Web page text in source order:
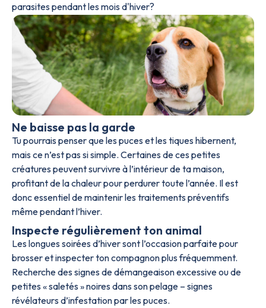
parasites pendant les mois d'hiver?
Ne baisse pas la garde
Tu pourrais penser que les puces et les tiques hibernent,
mais ce n’est pas si simple. Certaines de ces petites
créatures peuvent survivre à l’intérieur de ta maison,
profitant de la chaleur pour perdurer toute l’année. Il est
donc essentiel de maintenir les traitements préventifs
même pendant l’hiver.
Inspecte régulièrement ton animal
Les longues soirées d’hiver sont l’occasion parfaite pour
brosser et inspecter ton compagnon plus fréquemment.
Recherche des signes de démangeaison excessive ou de
petites « saletés » noires dans son pelage – signes
révélateurs d’infestation par les puces.